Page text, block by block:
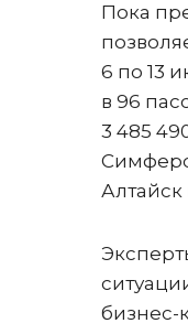
Пока
6 по 13
в 96
3 485
Алтайск
бизнес-